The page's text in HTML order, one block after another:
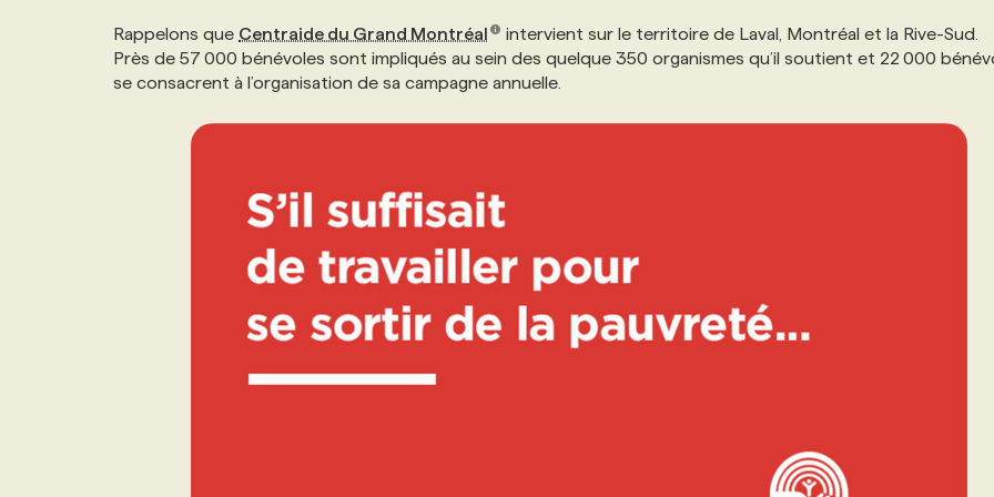
Rappelons que Centraide du Grand Montréal
intervient sur le territoire de Laval, Montréal et la Rive-Sud.
Près de 57 000 bénévoles sont impliqués au sein des quelque 350 organismes qu’il soutient et 22 000
se consacrent à l’organisation de sa campagne annuelle.